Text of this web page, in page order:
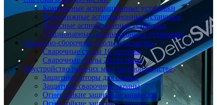
Компактные аспирационные установки
Передвижные аспирационные установки
Навесные аспирационные установки
Стационарные аспирационные установки
Сварочно-сборочные столы и оснастка
Сварочные столы 16 системы
Сварочные столы 28 системы
Обустройство рабочих мест на производстве
Защитные шторы для сварки
Защитные сварочные экраны
Огнестойкие защитные занавески
Огнестойкие защитные экраны